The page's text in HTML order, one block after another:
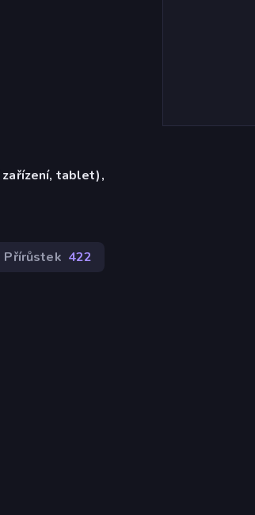
tablet),
Přírůstek 422